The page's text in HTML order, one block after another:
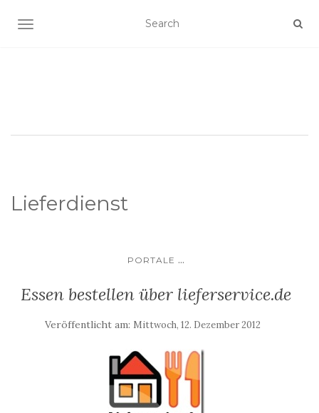
SCHALTE NAVIGATION
Lieferdienst
PORTALE ...
Essen bestellen über lieferservice.de
Veröffentlicht am: Mittwoch, 12. Dezember 2012